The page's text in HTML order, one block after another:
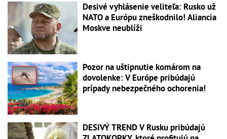
Desivé vyhlásenie veliteľa: Rusko už
NATO a Európu zneškodnilo! Aliancia
Moskve neublíži
Pozor na uštipnutie komárom na
dovolenke: V Európe pribúdajú
prípady nebezpečného ochorenia!
DESIVÝ TREND V Rusku pribúdajú